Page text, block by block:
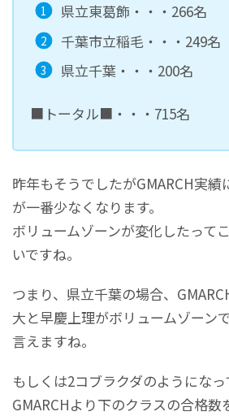
県立東葛飾・・・266名
千葉市立稲毛・・・249名
県立千葉・・・200名
■トータル■・・・715名
昨年もそうでしたがGMARCH実
が一番少なくなります。
ボリュームゾーンが変化したって
いですね。
つまり、県立千葉の場合、
大と早慶上理がボリュームゾーン
言えますね。
もしくは2コブラクダのようになっ
GMARCHより下のクラスの合格